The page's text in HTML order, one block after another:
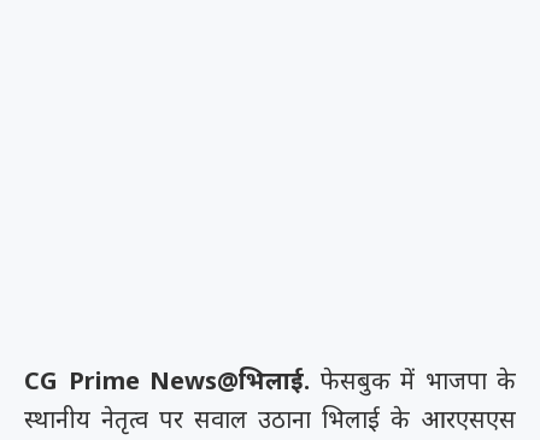
CG Prime News@भिलाई. फेसबुक में भाजपा के
स्थानीय नेतृत्व पर सवाल उठाना भिलाई के आरएसएस